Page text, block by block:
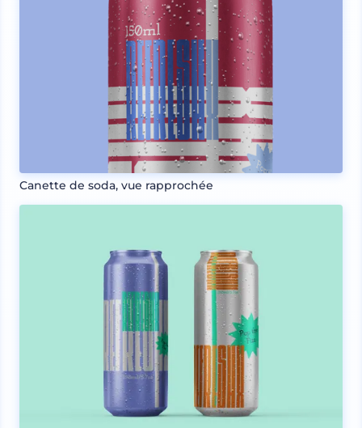
Canette de soda, vue rapprochée